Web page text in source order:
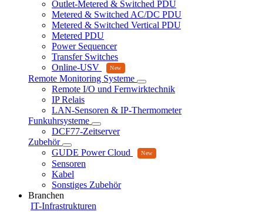
Outlet-Metered & Switched PDU
Metered & Switched AC/DC PDU
Metered & Switched Vertical PDU
Metered PDU
Power Sequencer
Transfer Switches
Online-USV
Remote Monitoring Systeme
Remote I/O und Fernwirktechnik
IP Relais
LAN-Sensoren & IP-Thermometer
Funkuhrsysteme
DCF77-Zeitserver
Zubehör
GUDE Power Cloud
Sensoren
Kabel
Sonstiges Zubehör
Branchen
IT-Infrastrukturen